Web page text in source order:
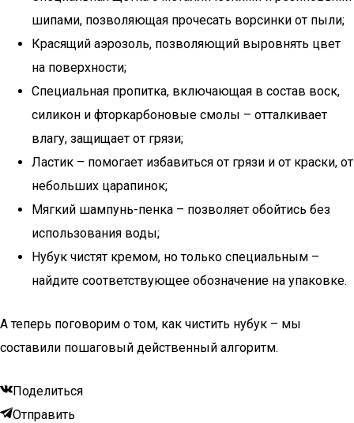
шипами, позволяющая прочесать ворсинки от пыли;
Красящий аэрозоль, позволяющий выровнять цвет
на поверхности;
Специальная пропитка, включающая в состав воск,
силикон и фторкарбоновые смолы – отталкивает
влагу, защищает от грязи;
Ластик – помогает избавиться от грязи и от краски, от
небольших царапинок;
Мягкий шампунь-пенка – позволяет обойтись без
использования воды;
Нубук чистят кремом, но только специальным –
найдите соответствующее обозначение на упаковке.
А теперь поговорим о том, как чистить нубук – мы
составили пошаговый действенный алгоритм.
Поделиться
Отправить